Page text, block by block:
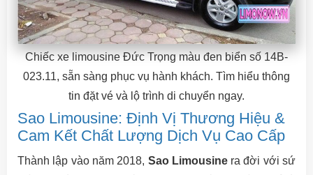
Chiếc xe limousine Đức Trọng màu đen biển số 14B-
023.11, sẵn sàng phục vụ hành khách. Tìm hiểu thông
tin đặt vé và lộ trình di chuyển ngay.
Sao Limousine: Định Vị Thương Hiệu &
Cam Kết Chất Lượng Dịch Vụ Cao Cấp
Thành lập vào năm 2018, Sao Limousinera đời với sứ